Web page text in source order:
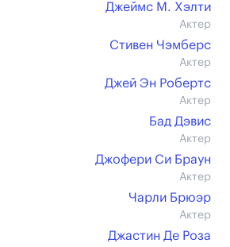
Джеймс М. Хэлти
Актер
Стивен Чэмберс
Актер
Джей Эн Робертс
Актер
Бад Дэвис
Актер
Джофери Си Браун
Актер
Чарли Брюэр
Актер
Джастин Де Роза